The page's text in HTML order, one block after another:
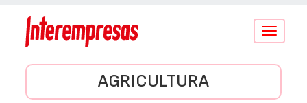
Conmutar
AGRICULTURA